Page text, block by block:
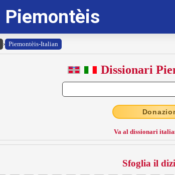
Piemontèis
› Piemontèis-Italian
Dissionari
Va al dissionari
Sfoglia il